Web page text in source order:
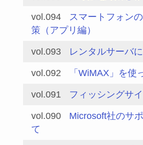
vol.094
スマートフォン
策（アプリ編）
vol.093 レンタルサーバ
vol.092 「WiMAX」を使
vol.091 フィッシングサ
vol.090
Microsoft社のサ
て